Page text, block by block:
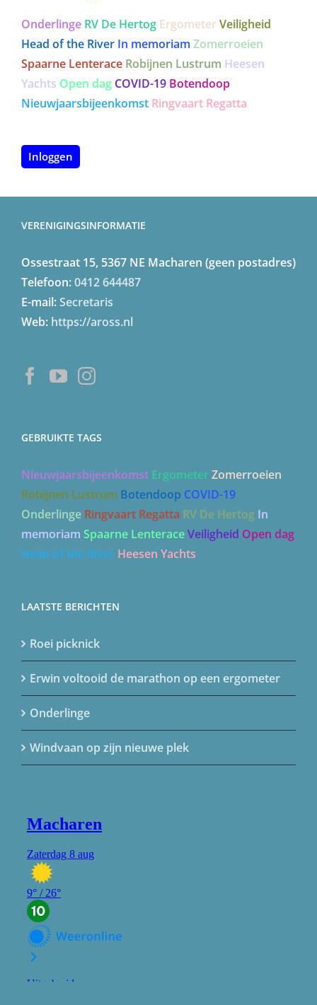
Onderlinge RV De Hertog ErgometerVeiligheid
Head of the River In memoriam Zomerroeien
Spaarne Lenterace Robijnen Lustrum Heesen
Yachts Open dag COVID-19 Botendoop
Nieuwjaarsbijeenkomst Ringvaart Regatta
Inloggen
VERENIGINGSINFORMATIE
Ossestraat 15, 5367 NE Macharen (geen postadres)
Telefoon:0412 644487
E-mail:Secretaris
Web: https://aross.nl
GEBRUIKTE TAGS
Nieuwjaarsbijeenkomst ErgometerZomerroeien
Robijnen Lustrum Botendoop COVID-19
Onderlinge Ringvaart Regatta RV De Hertog In
memoriam Spaarne LenteraceVeiligheid Open dag
Head of the River Heesen Yachts
LAATSTE BERICHTEN
Roei picknick
Erwin voltooid de marathon op een ergometer
Onderlinge
Windvaan op zijn nieuwe plek